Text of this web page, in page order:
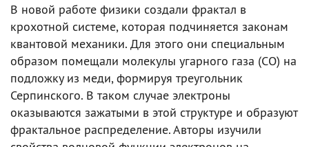
В новой работе физики создали фрактал в
крохотной системе, которая подчиняется законам
квантовой механики. Для этого они специальным
образом помещали молекулы угарного газа (CO) на
подложку из меди, формируя треугольник
Серпинского. В таком случае электроны
оказываются зажатыми в этой структуре и образуют
фрактальное распределение. Авторы изучили